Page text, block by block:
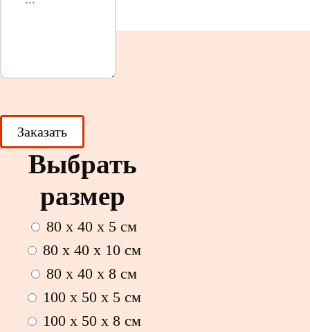
Выбрать
размер
80 x 40 x 5 см
80 x 40 x 10 см
80 x 40 x 8 см
100 x 50 x 5 см
100 х 50 х 8 см